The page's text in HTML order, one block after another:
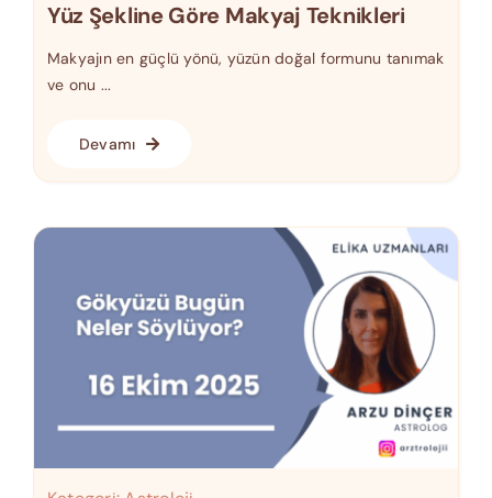
Yüz Şekline Göre Makyaj Teknikleri
Makyajın en güçlü yönü, yüzün doğal formunu tanımak
ve onu ...
Devamı